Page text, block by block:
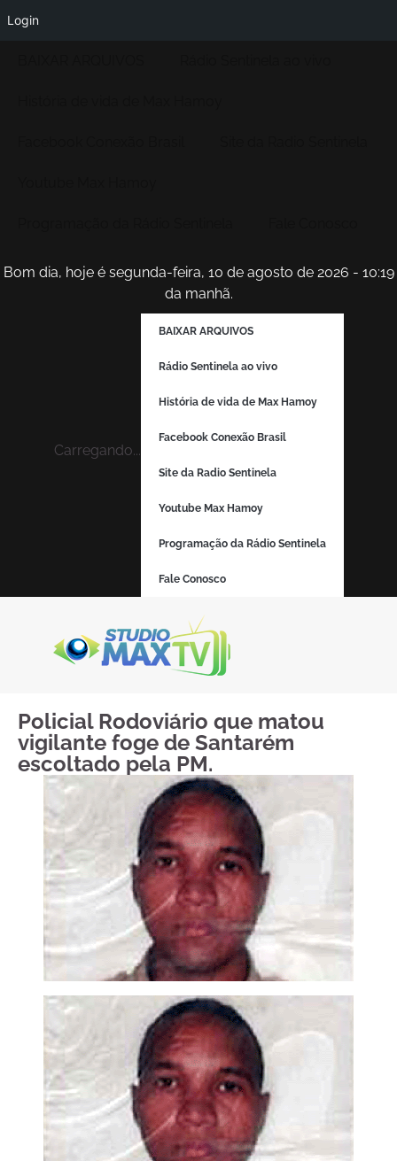
Bom dia, hoje é segunda-feira, 10 de agosto de 2026 - 10:19
da manhã.
Carregando...
BAIXAR ARQUIVOS
Rádio Sentinela ao vivo
História de vida de Max Hamoy
Facebook Conexão Brasil
Site da Radio Sentinela
Youtube Max Hamoy
Programação da Rádio Sentinela
Fale Conosco
Policial Rodoviário que matou
vigilante foge de Santarém
escoltado pela PM.
Login